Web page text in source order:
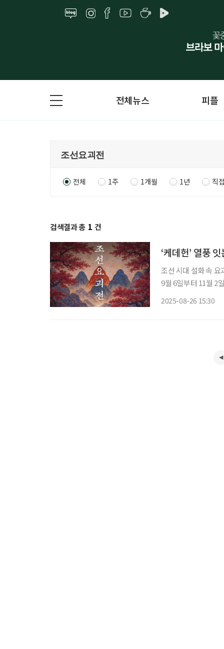
전체뉴스 피플
전체 1주 1개월 1년 직
검색결과 총 1 건
‘케데헌’ 열풍
조선 시대 설화 속 요
9월 6일부터 11월 2일까지 서울 홍대
2025-08-26 15:30